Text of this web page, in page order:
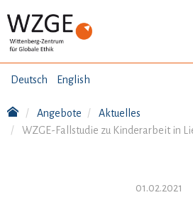
Deutsch English
Angebote
Aktuelles
WZGE-Fallstudie zu Kinderarbeit in
01.02.2021